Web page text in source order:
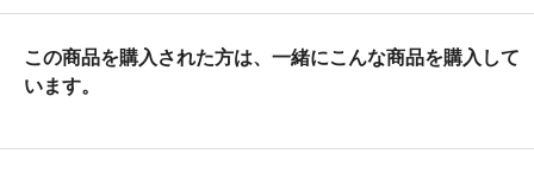
この商品を購入された方は、一緒にこんな商品を購入して
います。